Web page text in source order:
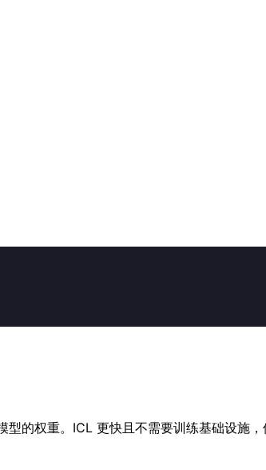
的权重。ICL 更快且不需要训练基础设施